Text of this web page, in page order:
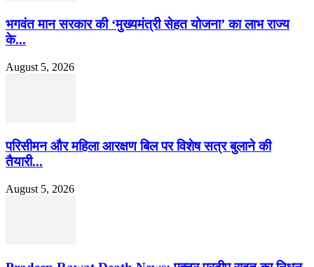
भगवंत मान सरकार की ‘मुख्यमंत्री सेहत योजना’ का लाभ राज्य
के...
August 5, 2026
परिसीमन और महिला आरक्षण बिल पर विशेष सत्र बुलाने की
तैयारी...
August 5, 2026